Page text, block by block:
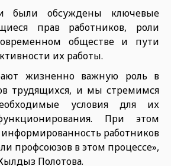
были обсуждены ключевые
прав работников, роли
обществе и пути
их работы.
жизненно важную роль в
трудящихся, и мы стремимся
условия для их
При этом
работников
профсоюзов в этом процессе»,
Полотова.